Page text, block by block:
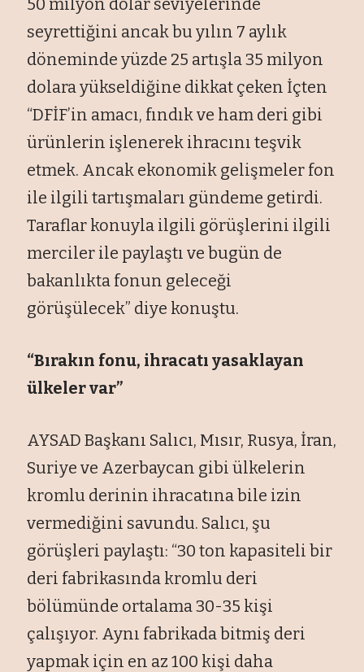
seyrettiğini ancak bu yılın 7 aylık
döneminde yüzde 25 artışla 35 milyon
dolara yükseldiğine dikkat çeken İçten
“DFİF’in amacı, fındık ve ham deri gibi
ürünlerin işlenerek ihracını teşvik
etmek. Ancak ekonomik gelişmeler fon
ile ilgili tartışmaları gündeme getirdi.
Taraflar konuyla ilgili görüşlerini ilgili
merciler ile paylaştı ve bugün de
bakanlıkta fonun geleceği
görüşülecek” diye konuştu.
“Bırakın fonu, ihracatı yasaklayan
ülkeler var”
AYSAD Başkanı Salıcı, Mısır, Rusya, İran,
Suriye ve Azerbaycan gibi ülkelerin
kromlu derinin ihracatına bile izin
vermediğini savundu. Salıcı, şu
görüşleri paylaştı: “30 ton kapasiteli bir
deri fabrikasında kromlu deri
bölümünde ortalama 30-35 kişi
çalışıyor. Aynı fabrikada bitmiş deri
yapmak için en az 100 kişi daha